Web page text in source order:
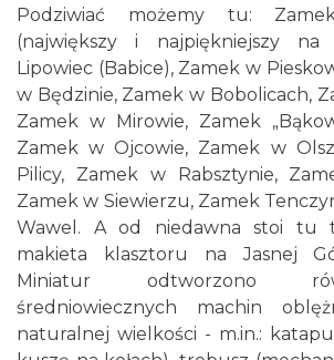
Podziwiać możemy tu:
(największy i najpiękniejszy na
Lipowiec (Babice), Zamek w
w Będzinie, Zamek w Bobolicach,
Zamek w Mirowie, Zamek
Zamek w Ojcowie, Zamek w
Pilicy, Zamek w Rabsztynie,
Zamek w Siewierzu, Zamek
Wawel. A od niedawna stoi tu
makieta klasztoru na Jasnej
Miniatur odtworzono
średniowiecznych machin
naturalnej wielkości - m.in.: